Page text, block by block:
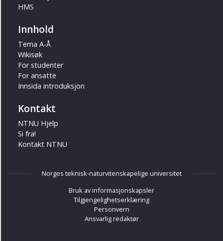
HMS
Innhold
Tema A-Å
Wikisøk
For studenter
For ansatte
Innsida introduksjon
Kontakt
NTNU Hjelp
Si fra!
Kontakt NTNU
Norges teknisk-naturvitenskapelige universitet
Bruk av informasjonskapsler
Tilgjengelighetserklæring
Personvern
Ansvarlig redaktør